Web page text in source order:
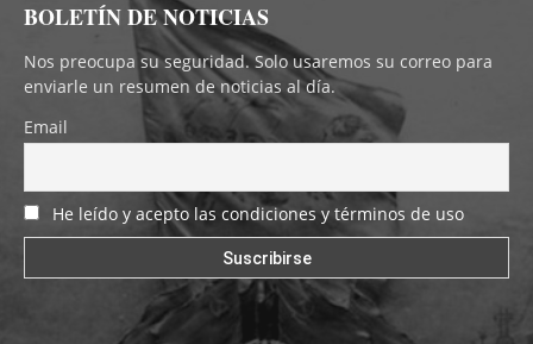
BOLETÍN DE NOTICIAS
Nos preocupa su seguridad. Solo usaremos su correo para
enviarle un resumen de noticias al día.
Email
He leído y acepto las condiciones y términos de uso